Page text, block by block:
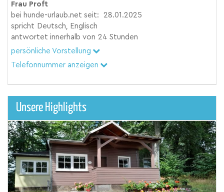
Frau Proft
bei hunde-urlaub.net seit:
28.01.2025
spricht Deutsch, Englisch
antwortet innerhalb von 24 Stunden
persönliche Vorstellung
Telefonnummer anzeigen
Unsere Highlights